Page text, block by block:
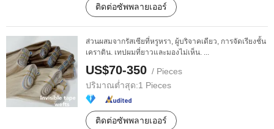
ติดต่อซัพพลายเออร์
ส่วนผสมจากรัสเซียที่หรูหรา, ผู้บริจาคเดียว, การจัดเรียงชั้น
เคราติน. เทปผมที่ยาวและมองไม่เห็น. ...
US$70-350 / Pieces
ปริมาณต่ำสุด:1 Pieces
ติดต่อซัพพลายเออร์